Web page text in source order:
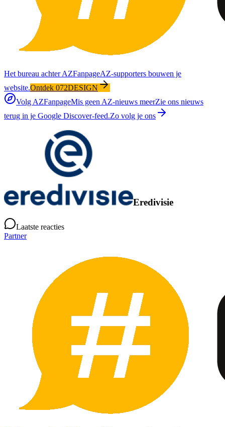
Het bureau achter AZFanpageAZ-supporters bouwen je
website.Ontdek 072DESIGN
Volg AZFanpageMis geen AZ-nieuws meerZie ons nieuws
terug in je Google Discover-feed.Zo volg je ons
Eredivisie
Laatste reacties
Partner